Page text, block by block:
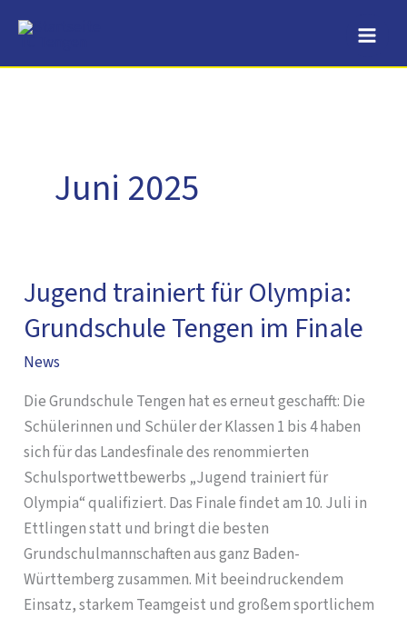
Inhalt
springen
Juni 2025
Jugend trainiert für Olympia:
Grundschule Tengen im Finale
News
Die Grundschule Tengen hat es erneut geschafft: Die
Schülerinnen und Schüler der Klassen 1 bis 4 haben
sich für das Landesfinale des renommierten
Schulsportwettbewerbs „Jugend trainiert für
Olympia“ qualifiziert. Das Finale findet am 10. Juli in
Ettlingen statt und bringt die besten
Grundschulmannschaften aus ganz Baden-
Württemberg zusammen. Mit beeindruckendem
Einsatz, starkem Teamgeist und großem sportlichem
Jugend
trainiert
für
Olympia: